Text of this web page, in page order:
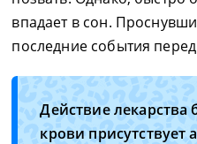
впадает в сон.
последние события
Действие лекарства
крови присутствует